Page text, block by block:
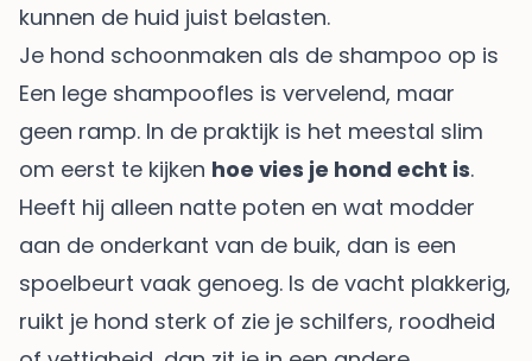
kunnen de huid juist belasten.
Je hond schoonmaken als de shampoo op is
Een lege shampoofles is vervelend, maar
geen ramp. In de praktijk is het meestal slim
om eerst te kijken hoe vies je hond echt is.
Heeft hij alleen natte poten en wat modder
aan de onderkant van de buik, dan is een
spoelbeurt vaak genoeg. Is de vacht plakkerig,
ruikt je hond sterk of zie je schilfers, roodheid